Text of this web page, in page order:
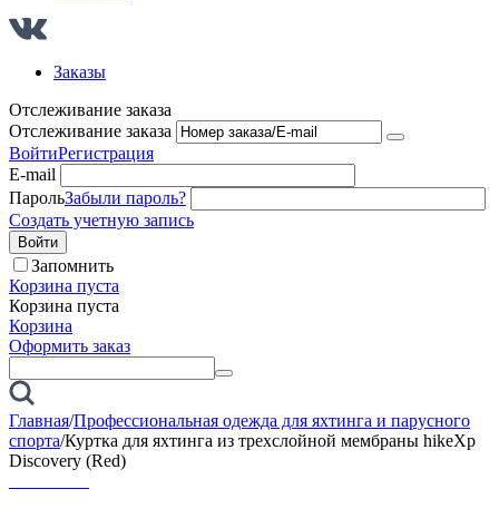
Заказы
Отслеживание заказа
Отслеживание заказа
ВойтиРегистрация
E-mail
ПарольЗабыли пароль?
Создать учетную запись
Войти
Запомнить
Корзина пуста
Корзина пуста
Корзина
Оформить заказ
Главная/Профессиональная одежда для яхтинга и парусного
спорта/Куртка для яхтинга из трехслойной мембраны hikeXp
Discovery (Red)